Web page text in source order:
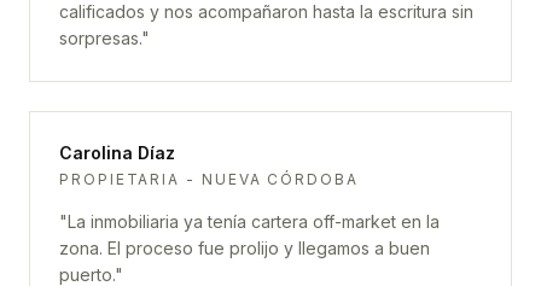
calificados y nos acompañaron hasta la escritura sin
sorpresas."
Carolina Díaz
PROPIETARIA - NUEVA CÓRDOBA
"La inmobiliaria ya tenía cartera off-market en la
zona. El proceso fue prolijo y llegamos a buen
puerto."